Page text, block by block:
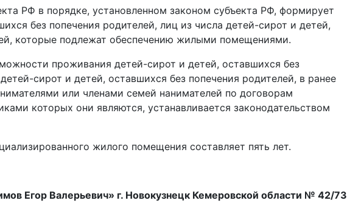
РФ в порядке, установленном законом субъекта РФ, формирует
без попечения родителей, лиц из числа детей­-сирот и детей,
которые подлежат обеспечению жилыми помещениями.
проживания детей-­сирот и детей, оставшихся без
сирот и детей, оставшихся без попечения родителей, в ранее
или членами семей нанимателей по договорам
которых они являются, устанавливается законодательством
жилого помещения составляет пять лет.
Егор Валерьевич» г. Новокузнецк Кемеровской области № 42/73